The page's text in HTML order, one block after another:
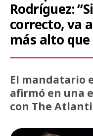
Rodríguez:
correcto, va
más alto
El mandatario
afirmó en una
con The